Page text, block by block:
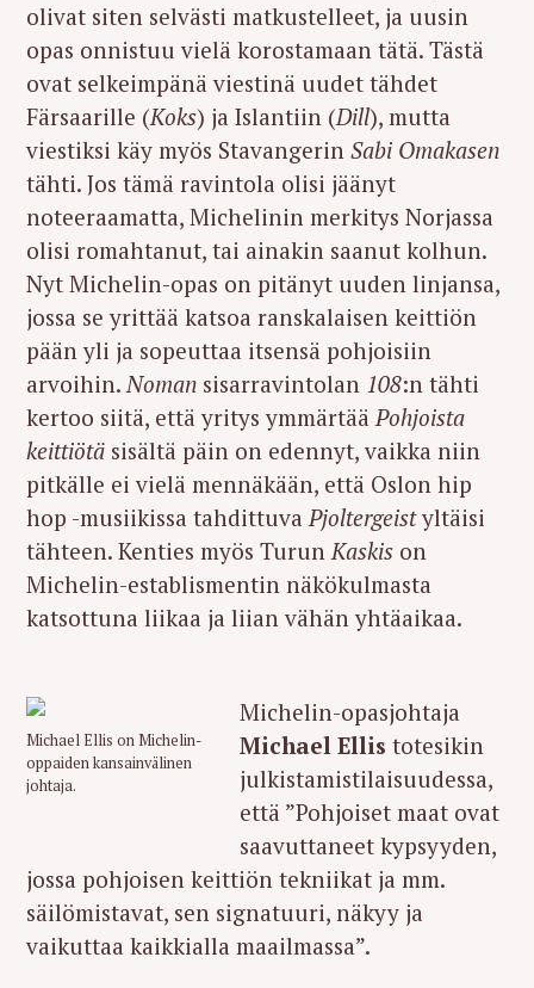
olivat siten selvästi matkustelleet, ja uusin
opas onnistuu vielä korostamaan tätä. Tästä
ovat selkeimpänä viestinä uudet tähdet
Färsaarille (Koks) ja Islantiin (Dill), mutta
viestiksi käy myös Stavangerin Sabi Omakasen
tähti. Jos tämä ravintola olisi jäänyt
noteeraamatta, Michelinin merkitys Norjassa
olisi romahtanut, tai ainakin saanut kolhun.
Nyt Michelin-opas on pitänyt uuden linjansa,
jossa se yrittää katsoa ranskalaisen keittiön
pään yli ja sopeuttaa itsensä pohjoisiin
arvoihin.Noman sisarravintolan 108:n tähti
kertoo siitä, että yritys ymmärtääPohjoista
keittiötä sisältä päin on edennyt, vaikka niin
pitkälle ei vielä mennäkään, että Oslon hip
hop -musiikissa tahdittuvaPjoltergeistyltäisi
tähteen. Kenties myös TurunKaskis on
Michelin-establismentin näkökulmasta
katsottuna liikaa ja liian vähän yhtäaikaa.
Michael Ellis on Michelin-
oppaiden kansainvälinen
johtaja.
Michelin-opasjohtaja
Michael Ellis totesikin
julkistamistilaisuudessa,
että ”Pohjoiset maat ovat
saavuttaneet kypsyyden,
jossa pohjoisen keittiön tekniikat ja mm.
säilömistavat, sen signatuuri, näkyy ja
vaikuttaa kaikkialla maailmassa”.